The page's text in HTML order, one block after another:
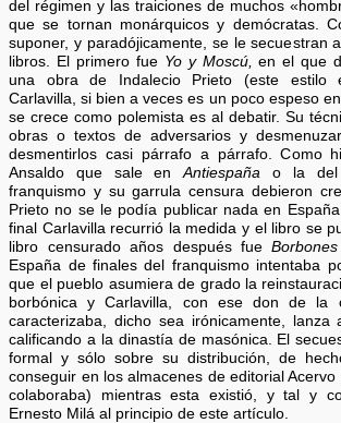
del régimen y las traiciones de muchos
que se tornan monárquicos y demócratas.
suponer, y paradójicamente, se le secuestran
libros. El primero fue Yo y Moscú, en el que
una obra de Indalecio Prieto (este estilo
Carlavilla, si bien a veces es un poco espeso
se crece como polemista es al debatir. Su
obras o textos de adversarios y
desmentirlos casi párrafo a párrafo. Como
Ansaldo que sale enAntiespaña o la del
franquismo y su garrula censura debieron
Prieto no se le podía publicar nada en
final Carlavilla recurrió la medida y el libro se
libro censurado años después fue
España de finales del franquismo intentaba
que el pueblo asumiera de grado la
borbónica y Carlavilla, con ese don de la
caracterizaba, dicho sea irónicamente, lanza
calificando a la dinastía de masónica. El
formal y sólo sobre su distribución, de
conseguir en los almacenes de editorial
colaboraba) mientras esta existió, y tal y
Ernesto Milá al principio de este artículo.